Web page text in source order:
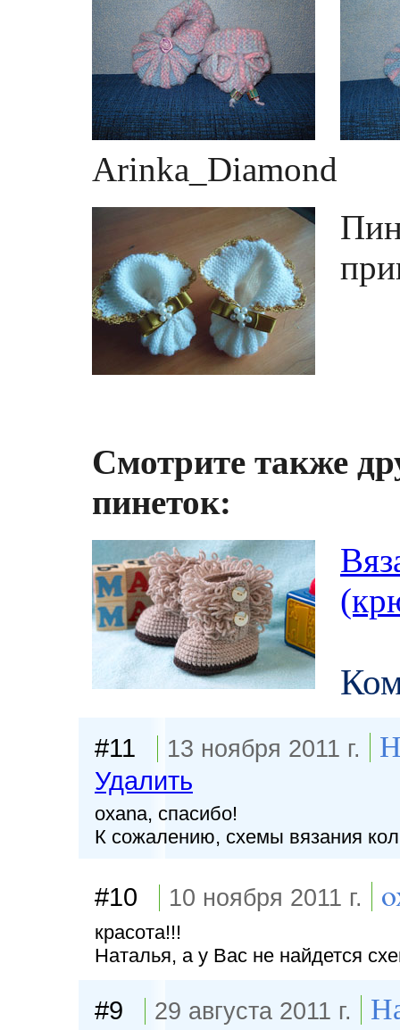
Arinka_Diamond
Смотрите также
пинеток:
#11 13 ноября 2011 г.
Удалить
oxana, спасибо!
К сожалению, схемы вязания
#10 10 ноября 2011 г.
красота!!!
Наталья, а у Вас не найдется
#9 29 августа 2011 г.